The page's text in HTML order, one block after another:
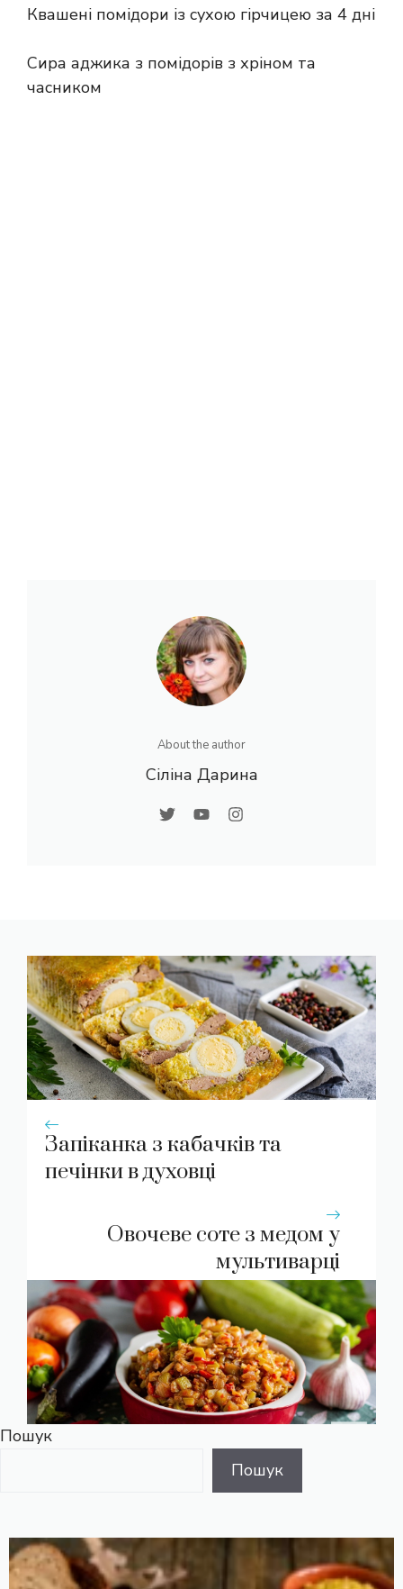
Квашені помідори із сухою гірчицею за 4 дні
Сира аджика з помідорів з хріном та
часником
About the author
Сіліна Дарина
Запіканка з кабачків та
печінки в духовці
Овочеве соте з медом у
мультиварці
Пошук
Пошук